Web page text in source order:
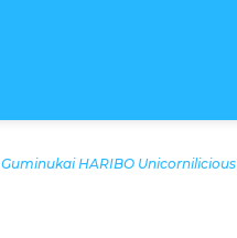
Guminukai HARIBO Unicornilicious